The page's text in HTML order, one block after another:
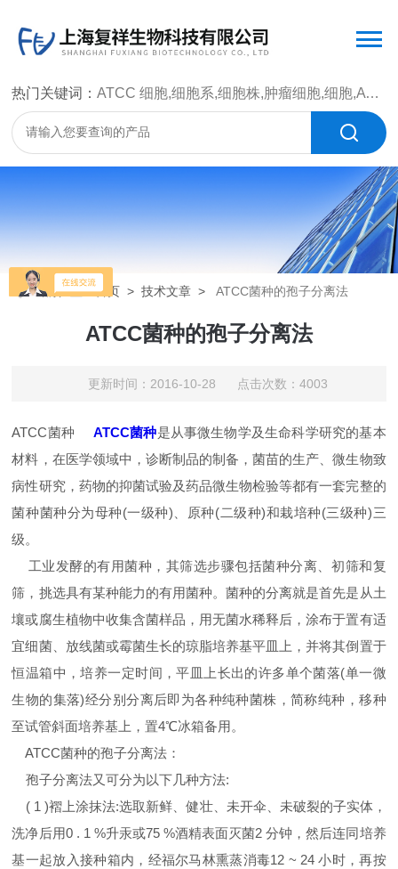
热门关键词：ATCC 细胞,细胞系,细胞株,肿瘤细胞,细胞,ATCC 菌种，CMCC 菌种，标准菌株，质控菌种，微生物菌种，菌株，菌种
当前位置：首页 >技术文章 > ATCC菌种的孢子分离法
ATCC菌种的孢子分离法
更新时间：2016-10-28 点击次数：4003
ATCC菌种 ATCC菌种是从事微生物学及生命科学研究的基本
材料，在医学领域中，诊断制品的制备，菌苗的生产、微生物致
病性研究，药物的抑菌试验及药品微生物检验等都有一套完整的
菌种菌种分为母种(一级种)、原种(二级种)和栽培种(三级种)三
级。
工业发酵的有用菌种，其筛选步骤包括菌种分离、初筛和复
筛，挑选具有某种能力的有用菌种。菌种的分离就是首先是从土
壤或腐生植物中收集含菌样品，用无菌水稀释后，涂布于置有适
宜细菌、放线菌或霉菌生长的琼脂培养基平皿上，并将其倒置于
恒温箱中，培养一定时间，平皿上长出的许多单个菌落(单一微
生物的集落)经分别分离后即为各种纯种菌株，简称纯种，移种
至试管斜面培养基上，置4℃冰箱备用。
ATCC菌种的孢子分离法：
孢子分离法又可分为以下几种方法:
( 1 )褶上涂抹法:选取新鲜、健壮、未开伞、未破裂的子实体，
洗净后用0 . 1 %升汞或75 %酒精表面灭菌2 分钟，然后连同培养
基一起放入接种箱内，经福尔马林熏蒸消毒12 ~ 24 小时，再按